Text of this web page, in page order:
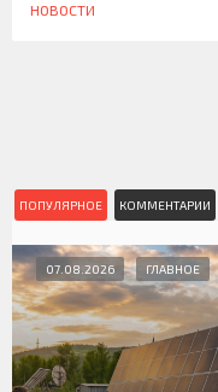
НОВОСТИ
ПОПУЛЯРНОЕ КОММЕНТАРИИ
07.08.2026 ГЛАВНОЕ